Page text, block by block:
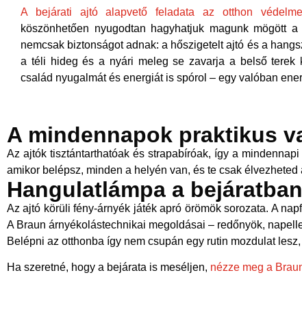
A bejárati ajtó alapvető feladata az otthon
köszönhetően nyugodtan hagyhatjuk magunk mögött
nemcsak biztonságot adnak: a hőszigetelt ajtó és a
a téli hideg és a nyári meleg se zavarja a belső terek
család nyugalmát és energiát is spórol – egy valóban
A mindennapok praktikus
Az ajtók tisztántarthatóak és strapabíróak, így a
amikor belépsz, minden a helyén van, és te csak élvezheted
Hangulatlámpa a bejáratban
Az ajtó körüli fény-árnyék játék apró örömök sorozata. A
A Braun árnyékolástechnikai megoldásai – redőnyök,
Belépni az otthonba így nem csupán egy rutin mozdulat
Ha szeretné, hogy a bejárata is meséljen, nézze meg a